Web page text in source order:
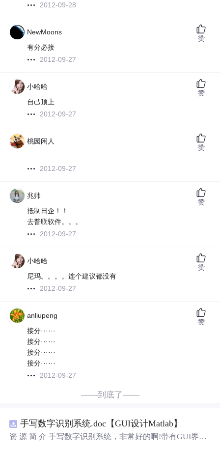
2012-09-28
NewMoons
有分必接
2012-09-27
赞
小哈哈
自己顶上
2012-09-27
赞
桃园闲人
2012-09-27
赞
兆帅
抵制日企！！
去普联软件。。。
2012-09-27
赞
小哈哈
尼玛。。。。连个建议都没有
2012-09-27
赞
anliupeng
接分······
接分······
接分······
接分······
2012-09-27
赞
——到底了——
手写数字识别系统.doc【GUI设计Matlab】
资 源 简 介 手写数字识别系统，非常好的啊!带有GUI界